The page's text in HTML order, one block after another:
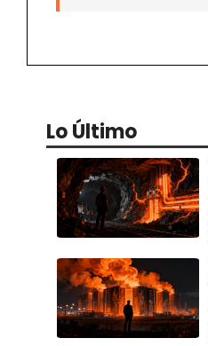
Lo Último